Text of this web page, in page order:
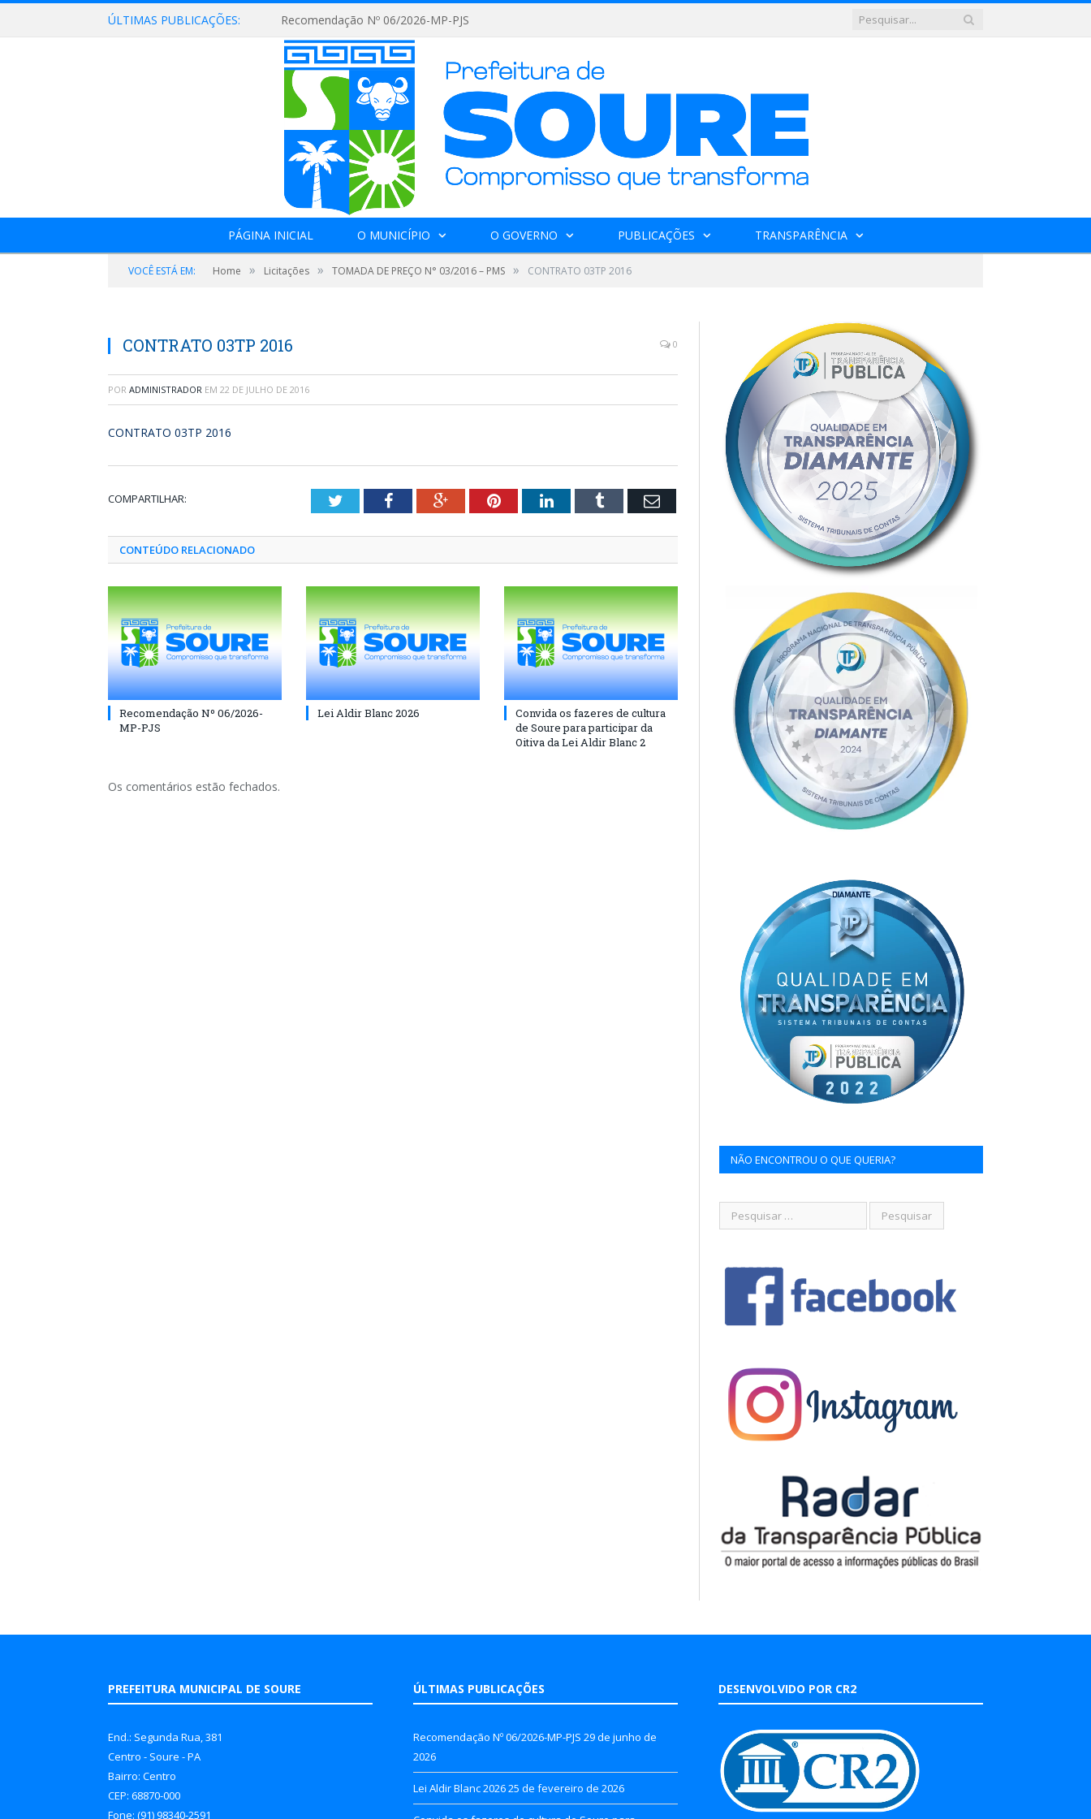
ÚLTIMAS PUBLICAÇÕES: Recomendação Nº 06/2026-MP-PJS
PÁGINA INICIAL O MUNICÍPIO O GOVERNO PUBLICAÇÕES TRANSPARÊNCIA
VOCÊ ESTÁ EM: Home » Licitações » TOMADA DE PREÇO N° 03/2016 – PMS » CONTRATO 03TP 2016
CONTRATO 03TP 2016 0
POR ADMINISTRADOR EM 22 DE JULHO DE 2016
CONTRATO 03TP 2016
COMPARTILHAR: TwitterFacebookGoogle+PinterestLinkedInTumblr Email
CONTEÚDO RELACIONADO
Recomendação Nº 06/2026-
MP-PJS
Lei Aldir Blanc 2026
Convida os fazeres de cultura
de Soure para participar da
Oitiva da Lei Aldir Blanc 2
Os comentários estão fechados.
NÃO ENCONTROU O QUE QUERIA?
PREFEITURA MUNICIPAL DE SOURE
End.: Segunda Rua, 381
Centro - Soure - PA
Bairro: Centro
CEP: 68870-000
Fone: (91) 98340-2591
ÚLTIMAS PUBLICAÇÕES
Recomendação Nº 06/2026-MP-PJS 29 de junho de
2026
Lei Aldir Blanc 202625 de fevereiro de 2026
DESENVOLVIDO POR CR2